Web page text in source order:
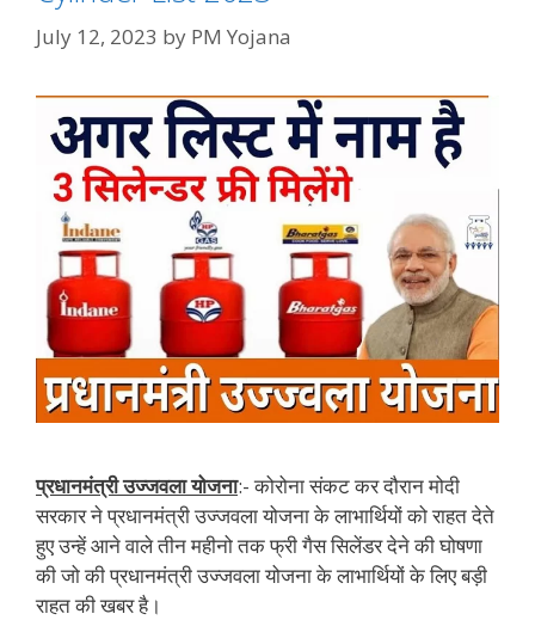
July 12, 2023 by PM Yojana
प्रधानमंत्री उज्जवला योजना:- कोरोना संकट कर दौरान मोदी
सरकार ने प्रधानमंत्री उज्जवला योजना के लाभार्थियों को राहत देते
हुए उन्हें आने वाले तीन महीनो तक फ्री गैस सिलेंडर देने की घोषणा
की जो की प्रधानमंत्री उज्जवला योजना के लाभार्थियों के लिए बड़ी
राहत की खबर है।